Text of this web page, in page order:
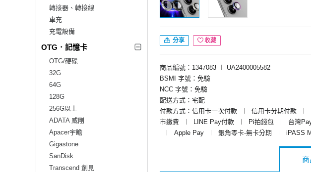
轉接器、轉接線
車充
充電設備
OTG．記憶卡
OTG/硬碟
32G
64G
128G
256G以上
ADATA 威剛
Apacer宇瞻
Gigastone
SanDisk
Transcend 創見
分享 收藏
商品編號：1347083 ︱
UA2400005582
BSMI 字號：免驗
NCC 字號：免驗
配送方式：宅配
付款方式：信用卡一次付款
︱ 信用卡分期付款 ︱
市繳費
︱ LINE Pay付款 ︱ Pi拍錢包 ︱ 台灣
︱
Apple Pay ︱ 銀角零卡-無卡分期 ︱ iPASS